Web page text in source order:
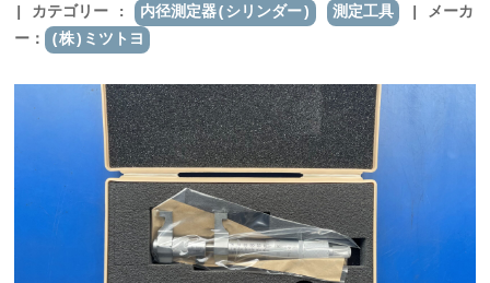
カテゴリー : 内径測定器(シリンダー) 測定工具
メーカ
ー： (株)ミツトヨ